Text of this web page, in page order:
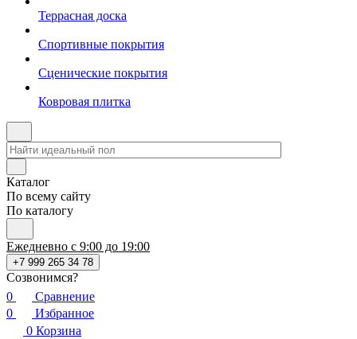
Террасная доска
Спортивные покрытия
Сценические покрытия
Ковровая плитка
Каталог
По всему сайту
По каталогу
Ежедневно с 9:00 до 19:00
+7 999 265 34 78
Созвонимся?
0
Сравнение
0
Избранное
0 Корзина